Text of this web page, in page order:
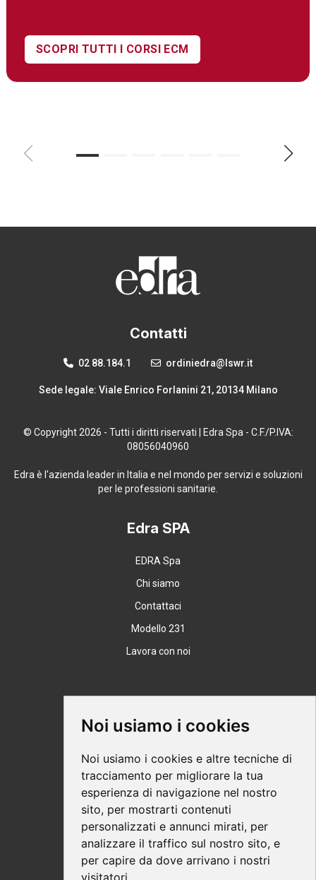
Noi usiamo i cookies
Noi usiamo i cookies e altre tecniche di
tracciamento per migliorare la tua
esperienza di navigazione nel nostro
sito, per mostrarti contenuti
personalizzati e annunci mirati, per
analizzare il traffico sul nostro sito, e
per capire da dove arrivano i nostri
visitatori.
SCOPRI TUTTI I CORSI ECM
Contatti
02 88.184.1 ordiniedra@lswr.it
Sede legale: Viale Enrico Forlanini 21, 20134 Milano
© Copyright 2026 - Tutti i diritti riservati | Edra Spa - C.F./P.IVA:
08056040960
Edra è l'azienda leader in Italia e nel mondo per servizi e soluzioni
per le professioni sanitarie.
Edra SPA
EDRA Spa
Chi siamo
Contattaci
Modello 231
Lavora con noi
Supporto
Modalità di acquisto
Ebook help
Privacy
Recesso
Spedizione